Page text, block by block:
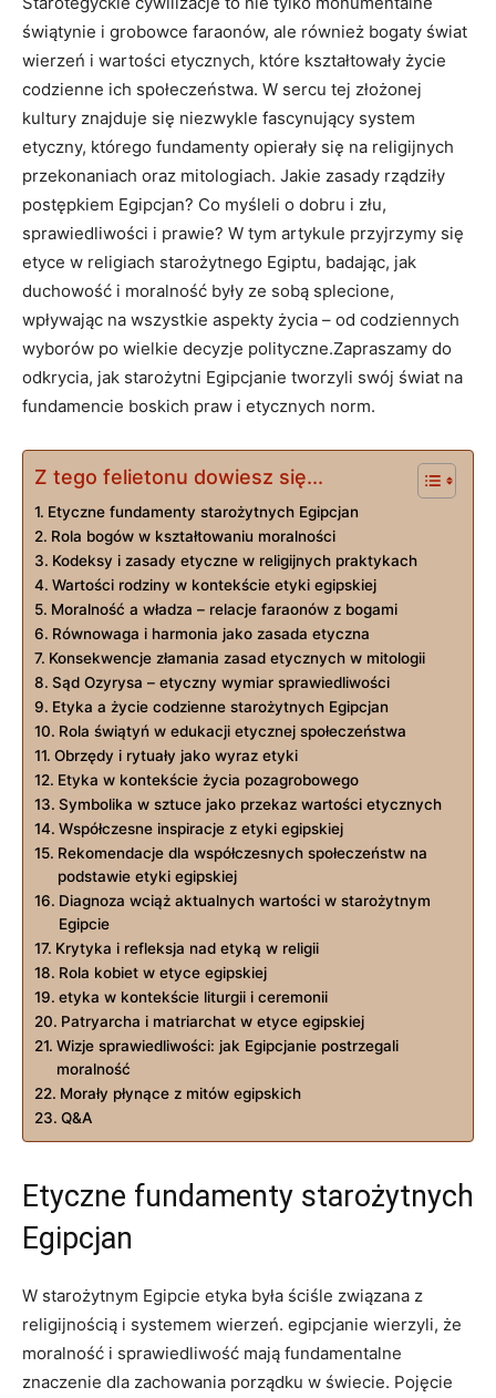
świątynie i grobowce faraonów, ale również bogaty świat
wierzeń i wartości etycznych, które kształtowały życie
codzienne ich ‌społeczeństwa. W sercu tej złożonej
kultury znajduje się niezwykle‌ fascynujący system
etyczny, którego fundamenty opierały się‍ na religijnych
przekonaniach oraz mitologiach. ⁢Jakie zasady rządziły
postępkiem Egipcjan? Co ⁢myśleli o dobru i złu,
sprawiedliwości i prawie? W tym artykule przyjrzymy się
etyce w religiach starożytnego ‍Egiptu, badając, jak
duchowość i moralność były ze sobą splecione,
wpływając‌ na wszystkie ⁤aspekty życia – od codziennych
wyborów po wielkie decyzje polityczne.Zapraszamy do
odkrycia,⁢ jak ⁣starożytni Egipcjanie tworzyli swój świat na
fundamencie boskich praw i etycznych‍ norm.
Z tego felietonu dowiesz się...
Etyczne fundamenty starożytnych Egipcjan
Rola bogów w kształtowaniu​ moralności
Kodeksy i zasady etyczne​ w religijnych praktykach
Wartości rodziny w kontekście etyki egipskiej
Moralność a ⁢władza – ‍relacje faraonów‍ z bogami
Równowaga i harmonia jako ‌zasada etyczna
Konsekwencje złamania zasad etycznych w mitologii
Sąd ⁢Ozyrysa – etyczny wymiar sprawiedliwości
Etyka ‌a życie codzienne starożytnych Egipcjan
Rola świątyń ⁣w edukacji etycznej społeczeństwa
Obrzędy i rytuały jako wyraz ⁣etyki
Etyka​ w kontekście​ życia pozagrobowego
Symbolika w sztuce jako przekaz wartości etycznych
Współczesne inspiracje z etyki egipskiej
Rekomendacje ⁢dla współczesnych społeczeństw na
podstawie etyki ⁤egipskiej
Diagnoza wciąż aktualnych wartości w starożytnym‌
Egipcie
Krytyka i refleksja nad ⁤etyką w religii
Rola kobiet w etyce egipskiej
etyka w kontekście ⁢liturgii i ceremonii
Patryarcha i matriarchat w etyce egipskiej
Wizje sprawiedliwości: jak Egipcjanie postrzegali⁤
moralność
Morały płynące z mitów egipskich
Q&A
Etyczne fundamenty starożytnych
Egipcjan
W starożytnym Egipcie etyka była⁢ ściśle związana z
religijnością i systemem⁢ wierzeń. egipcjanie wierzyli, że
moralność i​ sprawiedliwość mają fundamentalne
znaczenie dla⁤ zachowania porządku w świecie. ⁢Pojęcie